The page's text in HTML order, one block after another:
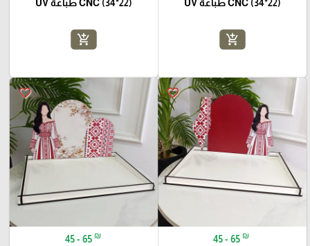
(22*34) CNC طباعة UV
add_shopping_cart
(22*34) CNC طباعة UV
add_shopping_cart
favorite_border
45 - 65 ₪
favorite_border
45 - 65 ₪